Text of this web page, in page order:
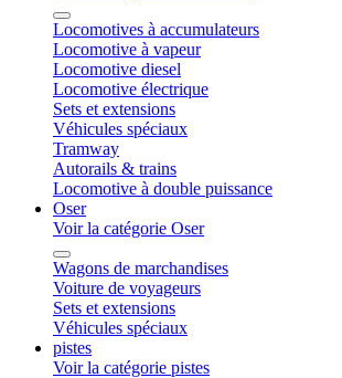
Locomotives à accumulateurs
Locomotive à vapeur
Locomotive diesel
Locomotive électrique
Sets et extensions
Véhicules spéciaux
Tramway
Autorails & trains
Locomotive à double puissance
Oser
Voir la catégorie Oser
Wagons de marchandises
Voiture de voyageurs
Sets et extensions
Véhicules spéciaux
pistes
Voir la catégorie pistes